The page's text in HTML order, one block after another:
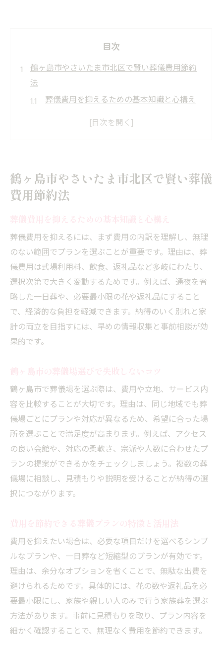
目次
鶴ヶ島市やさいたま市北区で賢い葬儀費用節約
法
葬儀費用を抑えるための基本知識と心構え
鶴ヶ島市の葬儀場選びで失敗しないコツ
法
口コミから見る賢い葬儀社選びのポイント
葬儀費用の内訳と無駄を省くポイント
プラン比較で見落としがちな費用をチェッ
ク
追加料金を防ぐための葬儀社との交渉術
家族葬のメリットを活かした節約方法
葬儀場の選定が費用に与える影響とは
家族の想いを大切にする葬儀準備の流れ
地域の慣習を踏まえた葬儀準備の流れ
葬儀準備で大切な家族の意向のまとめ方
後悔しないための葬儀準備チェックリスト
費用面で失敗しないための葬儀選びの秘訣
葬儀費用の落とし穴を避けるための注意点
信頼できる葬儀社を選ぶポイントと見極め
方
費用対効果の高い葬儀プランの選び方
口コミや評判を活用した葬儀社比較術
補助制度を活用した葬儀費用軽減のコツ
葬儀費用に使える補助金と申請方法の基礎
地域の葬儀費用補助制度を上手に活用する
補助制度で葬儀費用を抑えるポイント
鶴ヶ島市やさいたま市北区で賢い葬儀
費用節約法
葬儀費用を抑えるには、まず費用の内訳を理解し、無理
のない範囲でプランを選ぶことが重要です。理由は、葬
儀費用は式場利用料、飲食、返礼品など多岐にわたり、
選択次第で大きく変動するためです。例えば、通夜を省
略した一日葬や、必要最小限の花や返礼品にすること
で、経済的な負担を軽減できます。納得のいく別れと家
計の両立を目指すには、早めの情報収集と事前相談が効
果的です。
鶴ヶ島市で葬儀場を選ぶ際は、費用や立地、サービス内
容を比較することが大切です。理由は、同じ地域でも葬
儀場ごとにプランや対応が異なるため、希望に合った場
所を選ぶことで満足度が高まります。例えば、アクセス
の良い会館や、対応の柔軟さ、宗派や人数に合わせたプ
ランの提案ができるかをチェックしましょう。複数の葬
儀場に相談し、見積もりや説明を受けることが納得の選
択につながります。
費用を抑えたい場合は、必要な項目だけを選べるシンプ
ルなプランや、一日葬など短縮型のプランが有効です。
理由は、余分なオプションを省くことで、無駄な出費を
避けられるためです。具体的には、花の数や返礼品を必
要最小限にし、家族や親しい人のみで行う家族葬を選ぶ
方法があります。事前に見積もりを取り、プラン内容を
細かく確認することで、無理なく費用を節約できます。